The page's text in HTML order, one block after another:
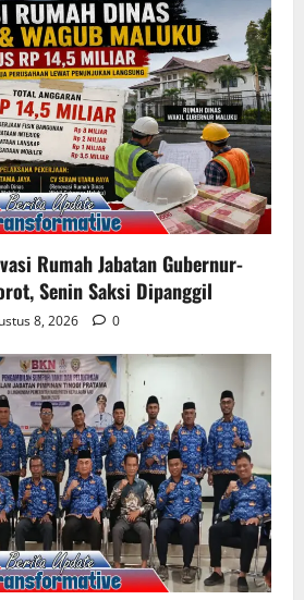
Rumah Jabatan Gubernur-
Senin Saksi Dipanggil
8, 2026 0